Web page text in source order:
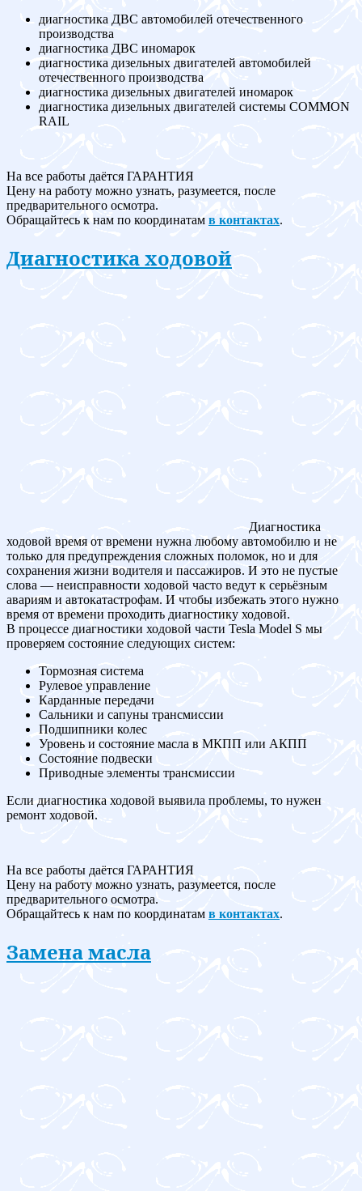
диагностика ДВС автомобилей отечественного
производства
диагностика ДВС иномарок
диагностика дизельных двигателей автомобилей
отечественного производства
диагностика дизельных двигателей иномарок
диагностика дизельных двигателей системы COMMON
RAIL
На все работы даётся ГАРАНТИЯ
Цену на работу можно узнать, разумеется, после
предварительного осмотра.
Обращайтесь к нам по координатам в контактах.
Диагностика ходовой
Диагностика
ходовой время от времени нужна любому автомобилю и не
только для предупреждения сложных поломок, но и для
сохранения жизни водителя и пассажиров. И это не пустые
слова — неисправности ходовой часто ведут к серьёзным
авариям и автокатастрофам. И чтобы избежать этого нужно
время от времени проходить диагностику ходовой.
В процессе диагностики ходовой части Tesla Model S мы
проверяем состояние следующих систем:
Тормозная система
Рулевое управление
Карданные передачи
Сальники и сапуны трансмиссии
Подшипники колес
Уровень и состояние масла в МКПП или АКПП
Состояние подвески
Приводные элементы трансмиссии
Если диагностика ходовой выявила проблемы, то нужен
ремонт ходовой.
На все работы даётся ГАРАНТИЯ
Цену на работу можно узнать, разумеется, после
предварительного осмотра.
Обращайтесь к нам по координатам в контактах.
Замена масла